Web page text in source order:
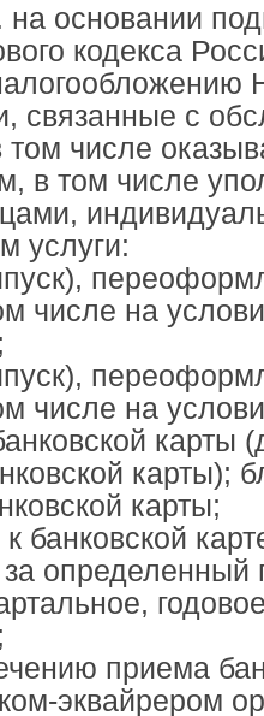
основании
кодекса
связанные с
том числе
в том числе
услуги:
числе на
числе на
карты
карты);
карты;
банковской
за
приема
эквайрером